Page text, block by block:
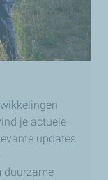
je actuele
updates
duurzame